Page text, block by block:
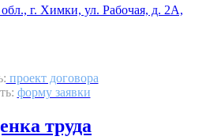
г. Химки, ул. Рабочая, д. 2А,
проект договора
форму заявки
труда